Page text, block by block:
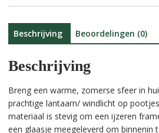
Beschrijving Beoordelingen (0)
Beschrijving
Breng een warme, zomerse sfeer in
prachtige lantaarn/ windlicht op
materiaal is stevig om een ijzeren
een glaasje meegeleverd om binnenin